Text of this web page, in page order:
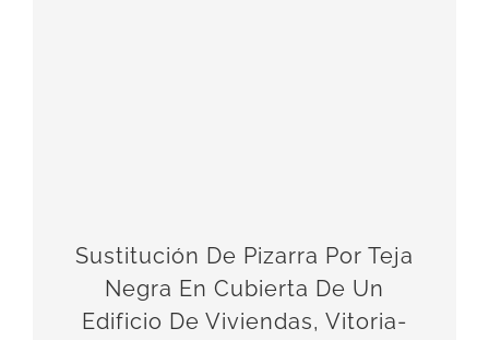
Sustitución De Pizarra Por Teja
Negra En Cubierta De Un
Edificio De Viviendas, Vitoria-